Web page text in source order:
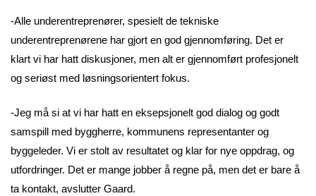
-Alle underentreprenører, spesielt de tekniske
underentreprenørene har gjort en god gjennomføring. Det er
klart vi har hatt diskusjoner, men alt er gjennomført profesjonelt
og seriøst med løsningsorientert fokus.
-Jeg må si at vi har hatt en eksepsjonelt god dialog og godt
samspill med byggherre, kommunens representanter og
byggeleder. Vi er stolt av resultatet og klar for nye oppdrag, og
utfordringer. Det er mange jobber å regne på, men det er bare å
ta kontakt, avslutter Gaard.